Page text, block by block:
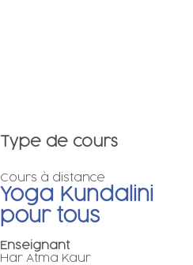
Type de cours
Cours à distance
Yoga Kundalini
pour tous
Enseignant
Har Atma Kaur